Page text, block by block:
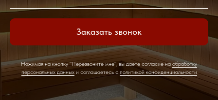
Заказать звонок
Нажимая на кнопку "Перезвоните мне", вы даете согласие наобработку
персональных данныхи соглашаетесь c политикой конфиденциальности